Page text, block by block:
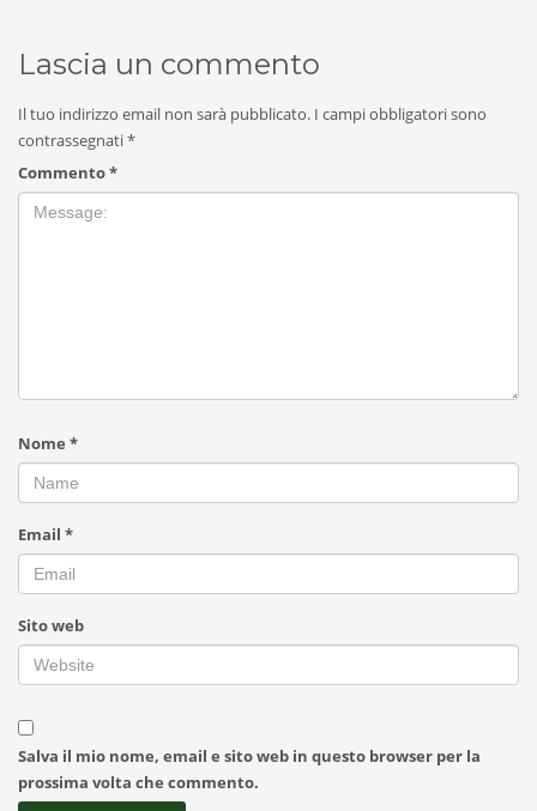
Lascia un commento
Il tuo indirizzo email non sarà pubblicato. I campi obbligatori sono
contrassegnati*
Commento*
Nome *
Email *
Sito web
Salva il mio nome, email e sito web in questo browser per la
prossima volta che commento.